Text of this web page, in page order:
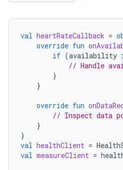
val heartRateCallback =
override fun
if (availability
// Handle
}
}
override fun
// Inspect data
}
}
val healthClient =
val measureClient =